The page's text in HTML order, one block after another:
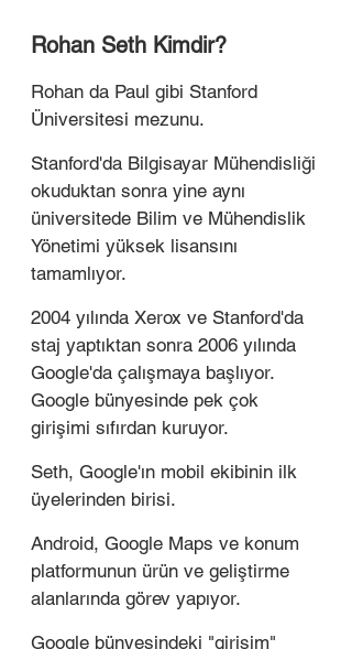
Rohan Seth Kimdir?
Rohan da Paul gibi Stanford
Üniversitesi mezunu.
Stanford'da Bilgisayar Mühendisliği
okuduktan sonra yine aynı
üniversitede Bilim ve Mühendislik
Yönetimi yüksek lisansını
tamamlıyor.
2004 yılında Xerox ve Stanford'da
staj yaptıktan sonra 2006 yılında
Google'da çalışmaya başlıyor.
Google bünyesinde pek çok
girişimi sıfırdan kuruyor.
Seth, Google'ın mobil ekibinin ilk
üyelerinden birisi.
Android, Google Maps ve konum
platformunun ürün ve geliştirme
alanlarında görev yapıyor.
Google bünyesindeki "girişim"